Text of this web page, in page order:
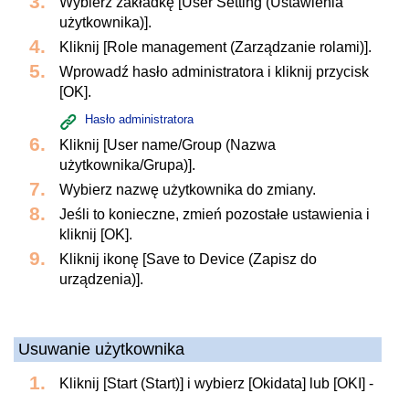
użytkownika)].
Kliknij [Role management (Zarządzanie rolami)].
Wprowadź hasło administratora i kliknij przycisk
[OK].
Hasło administratora
Kliknij [User name/Group (Nazwa
użytkownika/Grupa)].
Wybierz nazwę użytkownika do zmiany.
Jeśli to konieczne, zmień pozostałe ustawienia i
kliknij [OK].
Kliknij ikonę [Save to Device (Zapisz do
urządzenia)].
Usuwanie użytkownika
Kliknij [Start (Start)] i wybierz [Okidata] lub [OKI] -